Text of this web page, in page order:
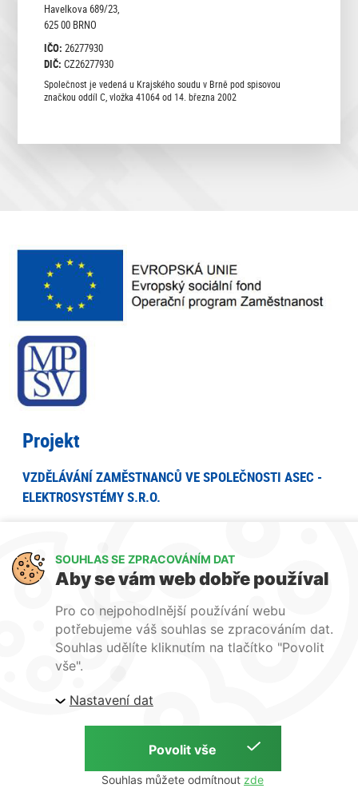
Havelkova 689/23,
625 00 BRNO
IČO:26277930
DIČ:CZ26277930
Společnost je vedená u Krajského soudu v Brně pod spisovou
značkou oddíl C, vložka 41064 od 14. března 2002
Projekt
VZDĚLÁVÁNÍ ZAMĚSTNANCŮ VE SPOLEČNOSTI ASEC -
ELEKTROSYSTÉMY S.R.O.
Projekt je zaměřen na vzdělávání zaměstnanců společnosti. za účelem
prohlubování a zlepšování jejich dosavadních znalostí a dovedností
Úvod O nás Naše služby Technologie Certifikáty
Reference
Copyright © 2026 ASEC elektrosystémy | Tvorba webu
SOUHLAS SE ZPRACOVÁNÍM DAT
Aby se vám web dobře používal
Pro co nejpohodlnější používání webu
potřebujeme váš souhlas se zpracováním dat.
Souhlas udělíte kliknutím na tlačítko "Povolit
vše".
Nastavení dat
Souhlas můžete odmítnout